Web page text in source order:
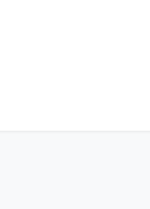
150平方米常规户型，含全屋基础清